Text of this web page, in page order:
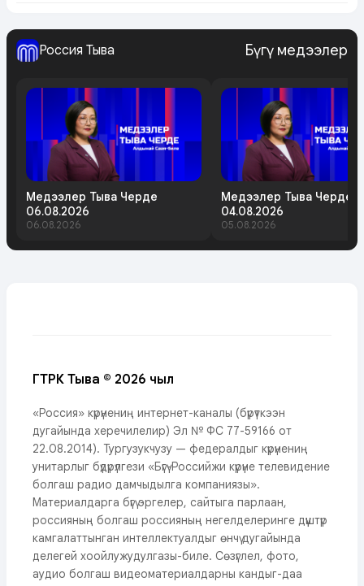
Россия Тыва Бүгү медээлер
Медээлер Тыва Черде
06.08.2026
06.08.2026
Медээлер Тыва Черде
04.08.2026
05.08.2026
ГТРК Тыва © 2026 чыл
«Россия» күрүнениң интернет-каналы (бүрүткээн
дугайында херечилелир) Эл № ФС 77-59166 от
22.08.2014). Тургузукчузу — федералдыг күрүнениң
унитарлыг бүдүрүлгези «Бүгү-Российжи күрүне телевидение
болгаш радио дамчыдылга компаниязы».
Материалдарга бүгү эргелер, сайтыга парлаан,
россияның болгаш россияның негелделеринге дүүштүр
камгалаттынган интеллектуалдыг өнчү дугайында
делегей хоойлужудулгазы-биле. Сөзүглел, фото,
аудио болгаш видеоматериалдарны кандыг-даа